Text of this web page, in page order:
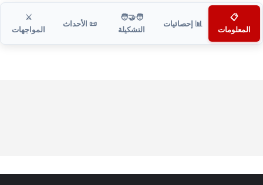
📋
المعلومات
📊 إحصائيات
🧑‍🤝‍🧑
التشكيلة
📜 الأحداث
⚔️
المواجهات